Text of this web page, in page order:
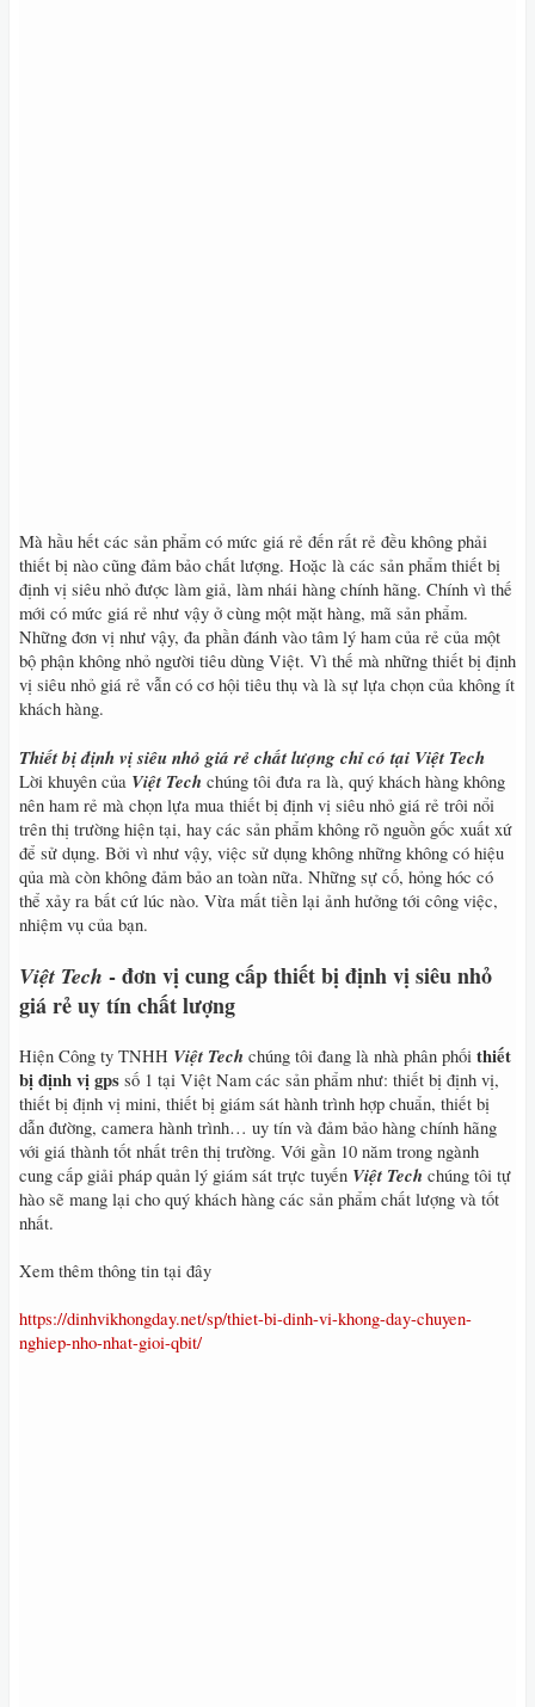
Mà hầu hết các sản phẩm có mức giá rẻ đến rất rẻ đều không phải
thiết bị nào cũng đảm bảo chất lượng. Hoặc là các sản phẩm thiết bị
định vị siêu nhỏ được làm giả, làm nhái hàng chính hãng. Chính vì thế
mới có mức giá rẻ như vậy ở cùng một mặt hàng, mã sản phẩm.
Những đơn vị như vậy, đa phần đánh vào tâm lý ham của rẻ của một
bộ phận không nhỏ người tiêu dùng Việt. Vì thế mà những thiết bị định
vị siêu nhỏ giá rẻ vẫn có cơ hội tiêu thụ và là sự lựa chọn của không ít
khách hàng.
Thiết bị định vị siêu nhỏ giá rẻ chất lượng chỉ có tại Việt Tech
Lời khuyên của Việt Tech chúng tôi đưa ra là, quý khách hàng không
nên ham rẻ mà chọn lựa mua thiết bị định vị siêu nhỏ giá rẻ trôi nổi
trên thị trường hiện tại, hay các sản phẩm không rõ nguồn gốc xuất xứ
để sử dụng. Bởi vì như vậy, việc sử dụng không những không có hiệu
qủa mà còn không đảm bảo an toàn nữa. Những sự cố, hỏng hóc có
thể xảy ra bất cứ lúc nào. Vừa mất tiền lại ảnh hưởng tới công việc,
nhiệm vụ của bạn.
Việt Tech - đơn vị cung cấp thiết bị định vị siêu nhỏ
giá rẻ uy tín chất lượng
Hiện Công ty TNHH Việt Tech chúng tôi đang là nhà phân phối thiết
bị định vị gps số 1 tại Việt Nam các sản phẩm như: thiết bị định vị,
thiết bị định vị mini, thiết bị giám sát hành trình hợp chuẩn, thiết bị
dẫn đường, camera hành trình… uy tín và đảm bảo hàng chính hãng
với giá thành tốt nhất trên thị trường. Với gần 10 năm trong ngành
cung cấp giải pháp quản lý giám sát trực tuyến Việt Tech chúng tôi tự
hào sẽ mang lại cho quý khách hàng các sản phẩm chất lượng và tốt
nhất.
Xem thêm thông tin tại đây
https://dinhvikhongday.net/sp/thiet-bi-dinh-vi-khong-day-chuyen-
nghiep-nho-nhat-gioi-qbit/